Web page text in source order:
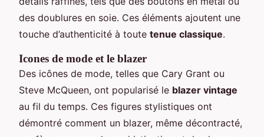
des doublures en soie. Ces éléments ajoutent une
touche d’authenticité à toute tenue classique.
Icones de mode et le blazer
Des icônes de mode, telles que Cary Grant ou
Steve McQueen, ont popularisé le blazer vintage
au fil du temps. Ces figures stylistiques ont
démontré comment un blazer, même décontracté,